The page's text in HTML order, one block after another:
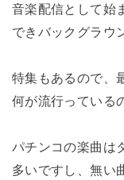
音楽配信として始
できバックグラウ
特集もあるので、
何が流行っている
パチンコの楽曲は
多いですし、無い